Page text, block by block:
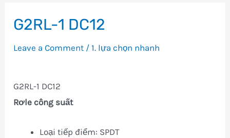
G2RL-1 DC12
Leave a Comment /1. lựa chọn nhanh
G2RL-1 DC12
Rơle công suất
Loại tiếp điểm: SPDT